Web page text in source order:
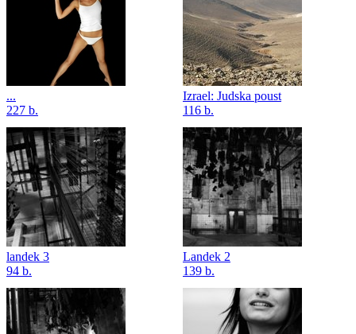
...
227 b.
Izrael: Judska poust
116 b.
landek 3
94 b.
Landek 2
139 b.